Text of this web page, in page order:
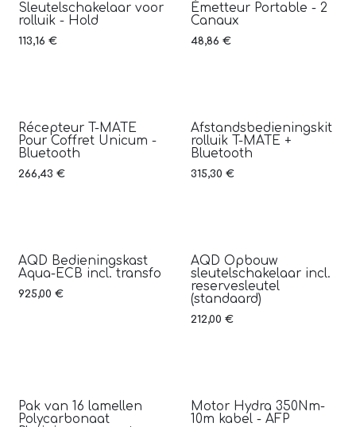
Sleutelschakelaar voor
rolluik - Hold
113,16 €
Émetteur Portable - 2
Canaux
48,86 €
Récepteur T-MATE
Pour Coffret Unicum -
Bluetooth
266,43 €
Afstandsbedieningskit
rolluik T-MATE +
Bluetooth
315,30 €
AQD Bedieningskast
Aqua-ECB incl. transfo
925,00 €
AQD Opbouw
sleutelschakelaar incl.
reservesleutel
(standaard)
212,00 €
Pak van 16 lamellen
Polycarbonaat
Motor Hydra 350Nm-
10m kabel - AFP